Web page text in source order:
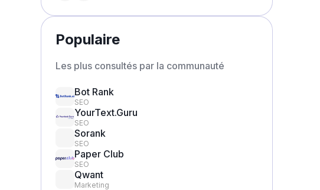
Populaire
Les plus consultés par la communauté
Bot Rank
SEO
YourText.Guru
SEO
Sorank
SEO
Paper Club
SEO
Qwant
Marketing